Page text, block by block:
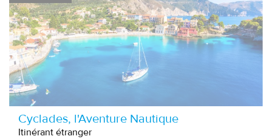
Cyclades, l'Aventure Nautique
Itinérant étranger